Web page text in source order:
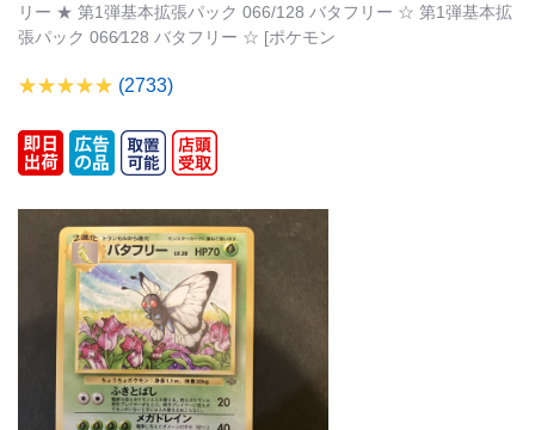
リー ★ 第1弾基本拡張パック 066/128 バタフリー ☆ 第1弾基本拡
張パック 066⁄128 バタフリー ☆ [ポケモン
(2733)